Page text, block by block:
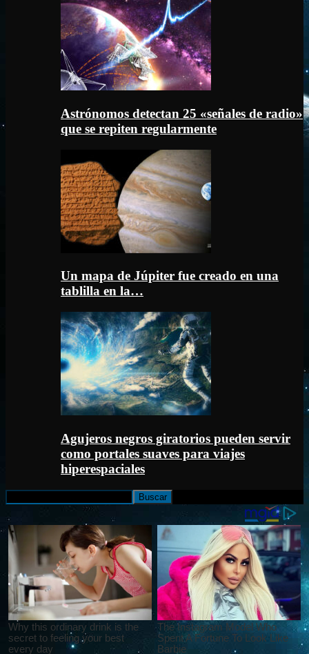
Astrónomos detectan 25 «señales de radio»
que se repiten regularmente
Un mapa de Júpiter fue creado en una
tablilla en la…
Agujeros negros giratorios pueden servir
como portales suaves para viajes
hiperespaciales